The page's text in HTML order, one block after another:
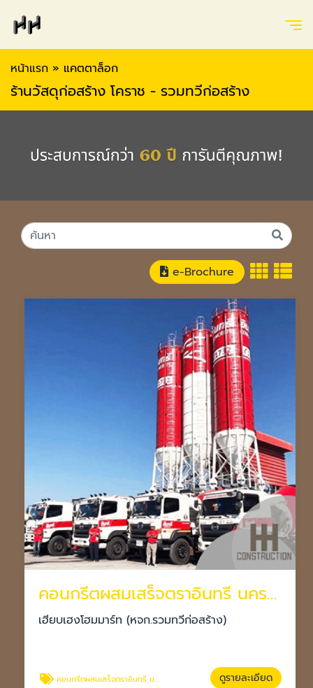
หน้าแรก » แคตตาล็อก
ร้านวัสดุก่อสร้าง โคราช - รวมทวีก่อสร้าง
e-Brochure
คอนกรีตผสมเสร็จตราอินทรี นครราชสีมา
เฮียบเฮงโฮมมาร์ท (หจก.รวมทวีก่อสร้าง)
คอนกรีตผสมเสร็จตราอินทรี นครราชสีมา ดูรายละเอียด